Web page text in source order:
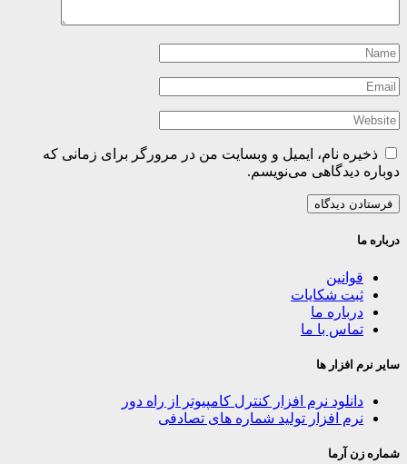
ذخیره نام، ایمیل و وبسایت من در مرورگر برای زمانی که
دوباره دیدگاهی می‌نویسم.
درباره ما
قوانین
ثبت شکایات
درباره ما
تماس با ما
سایر نرم افزار ها
دانلود نرم افزار کنترل کامپیوتر از راه دور
نرم افزار تولید شماره های تصادفی
شماره زن آرما